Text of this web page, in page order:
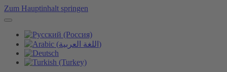
Zum Hauptinhalt springen